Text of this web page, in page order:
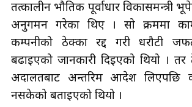
तत्कालीन भौतिक पूर्वाधार विकासमन्त्री
अनुगमन गरेका थिए । सो क्रममा
कम्पनीको ठेक्का रद्द गरी धरौटी
बढाइएको जानकारी दिइएको थियो ।
अदालतबाट अन्तरिम आदेश लिएपछि
नसकेको बताइएको थियो ।